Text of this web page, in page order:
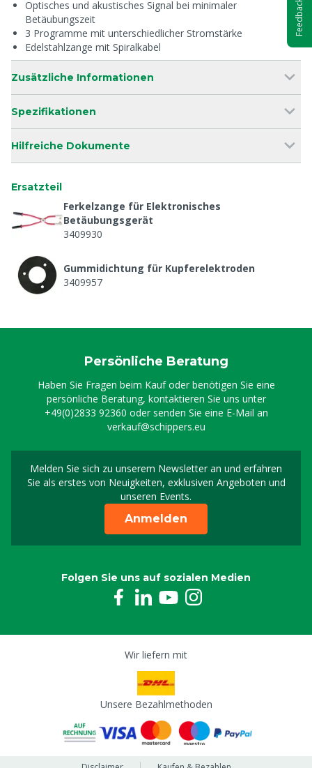
Optisches und akustisches Signal bei minimaler
Betäubungszeit
3 Programme mit unterschiedlicher Stromstärke
Edelstahlzange mit Spiralkabel
Zusätzliche Informationen
Spezifikationen
Hilfreiche Dokumente
Ersatzteil
Ferkelzange für Elektronisches
Betäubungsgerät
3409930
Gummidichtung für Kupferelektroden
3409957
Stück
Sicherung 5 x 20 mm Schnell, 3,15A
8808771
Sicherung 5 x 20 mm Schnell, 4A
Persönliche Beratung
Haben Sie Fragen beim Kauf oder benötigen Sie eine
persönliche Beratung, kontaktieren Sie uns unter
+49(0)2833 92360 oder senden Sie eine E-Mail an
verkauf@schippers.eu
Melden Sie sich zu unserem Newsletter an und erfahren
Sie als erstes von Neuigkeiten, exklusiven Angeboten und
unseren Events.
Melden Sie sich für
Anmelden
Folgen Sie uns auf sozialen Medien
Wir liefern mit
Unsere Bezahlmethoden
Feedback